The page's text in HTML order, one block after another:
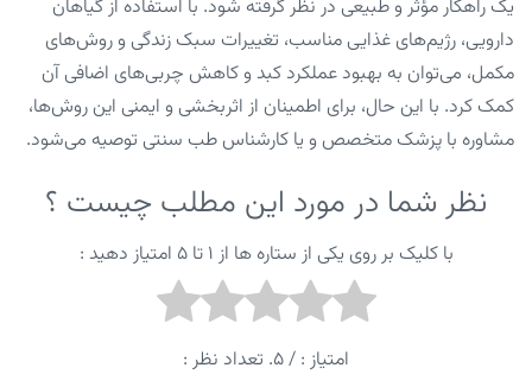
یک راهکار مؤثر و طبیعی در نظر گرفته شود. با استفاده از گیاهان
دارویی، رژیم‌های غذایی مناسب، تغییرات سبک زندگی و روش‌های
مکمل، می‌توان به بهبود عملکرد کبد و کاهش چربی‌های اضافی آن
کمک کرد. با این حال، برای اطمینان از اثربخشی و ایمنی این روش‌ها،
مشاوره با پزشک متخصص و یا کارشناس طب سنتی توصیه می‌شود.
نظر شما در مورد این مطلب چیست ؟
با کلیک بر روی یکی از ستاره ها از ۱ تا ۵ امتیاز دهید :
امتیاز : / ۵. تعداد نظر :